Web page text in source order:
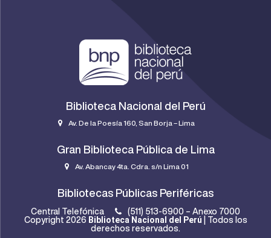
Biblioteca Nacional del Perú
Av. De la Poesía 160, San Borja – Lima
Gran Biblioteca Pública de Lima
Av. Abancay 4ta. Cdra. s/n Lima 01
Bibliotecas Públicas Periféricas
Central Telefónica
(511) 513-6900 – Anexo 7000
Copyright 2026 Biblioteca Nacional del Perú | Todos los
derechos reservados.